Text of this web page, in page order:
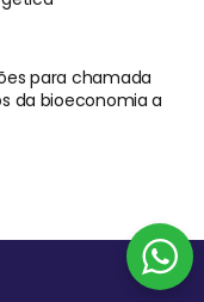
para chamada
da bioeconomia a